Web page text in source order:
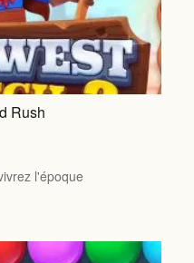
Rush
l'époque